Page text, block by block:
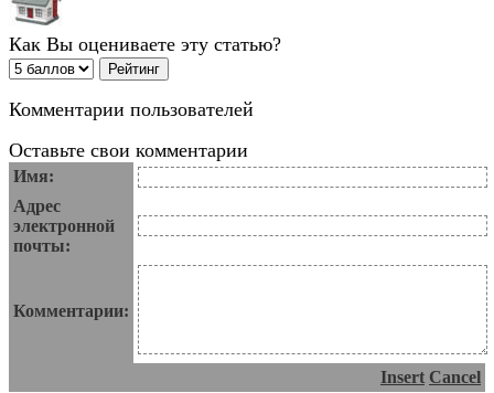
Как Вы оцениваете эту статью?
Комментарии пользователей
Оставьте свои комментарии
Имя:
Адрес
электронной
почты:
Комментарии:
Insert Cancel